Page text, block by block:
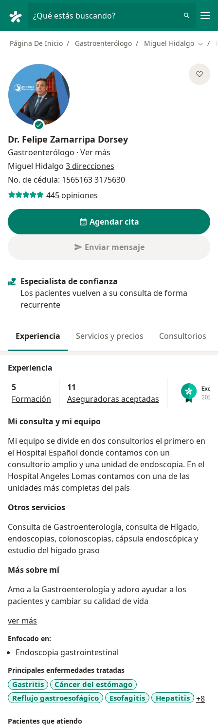
¿Qué estás buscando?
Página De Inicio Gastroenterólogo Miguel Hidalgo
Dr. Felipe Zamarripa Dorsey
Gastroenterólogo · Ver más
Miguel Hidalgo 3 direcciones
No. de cédula: 1565163 3175630
445 opiniones
Agendar cita
Enviar mensaje
Especialista de confianza
Los pacientes vuelven a su consulta de forma
recurrente
Experiencia Servicios y precios Consultorios
Experiencia
5
Formación
11
Aseguradoras aceptadas
Mi consulta y mi equipo
Mi equipo se divide en dos consultorios el primero en
el Hospital Español donde contamos con un
consultorio amplio y una unidad de endoscopia. En el
Hospital Angeles Lomas contamos con una de las
unidades más completas del país
Otros servicios
Consulta de Gastroenterología, consulta de Hígado,
endoscopias, colonoscopias, cápsula endoscópica y
estudio del hígado graso
Más sobre mí
Amo a la Gastroenterología y adoro ayudar a los
pacientes y cambiar su calidad de vida
ver más
Enfocado en:
Endoscopia gastrointestinal
Principales enfermedades tratadas
Gastritis
Cáncer del estómago
Reflujo gastroesofágico
Esofagitis Hepatitis +8
Pacientes que atiendo